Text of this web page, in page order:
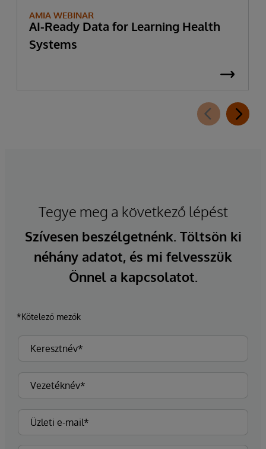
AMIA WEBINAR
AI-Ready Data for Learning Health
Systems
Tegye meg a következő lépést
Szívesen beszélgetnénk. Töltsön ki
néhány adatot, és mi felvesszük
Önnel a kapcsolatot.
*Kötelező mezők